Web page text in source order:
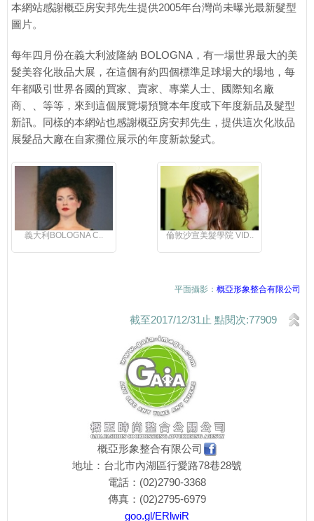
本網站感謝概亞房安邦先生提供2005年台灣尚未曝光最新髮型
圖片。
每年四月份在義大利波隆納 BOLOGNA，有一場世界最大的美
髮美容化妝品大展，在這個有約四個標準足球場大的場地，每
年都吸引世界各國的買家、賣家、專業人士、國際知名廠
商、、等等，來到這個展覽場預覽本年度或下年度新品及髮型
新訊。同樣的本網站也感謝概亞房安邦先生，提供這次化妝品
展髮品大廠在自家攤位展示的年度新款髮式。
義大利BOLOGNA C.. 倫敦沙宣美髮學院 VID..
平面攝影： 概亞形象整合有限公司
截至2017/12/31止 點閱次:77909
概亞形象整合有限公司
地址：台北市內湖區行愛路78巷28號
電話：(02)2790-3368
傳真：(02)2795-6979
goo.gl/ERlwiR